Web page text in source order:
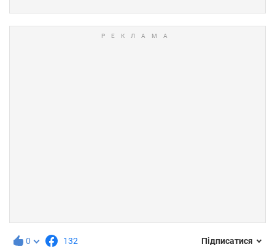
0 132 Підписатися